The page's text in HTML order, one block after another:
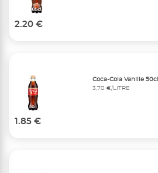
2.20 €
Coca-Cola Vanille 50cl
3,70 €/LITRE
1.85 €